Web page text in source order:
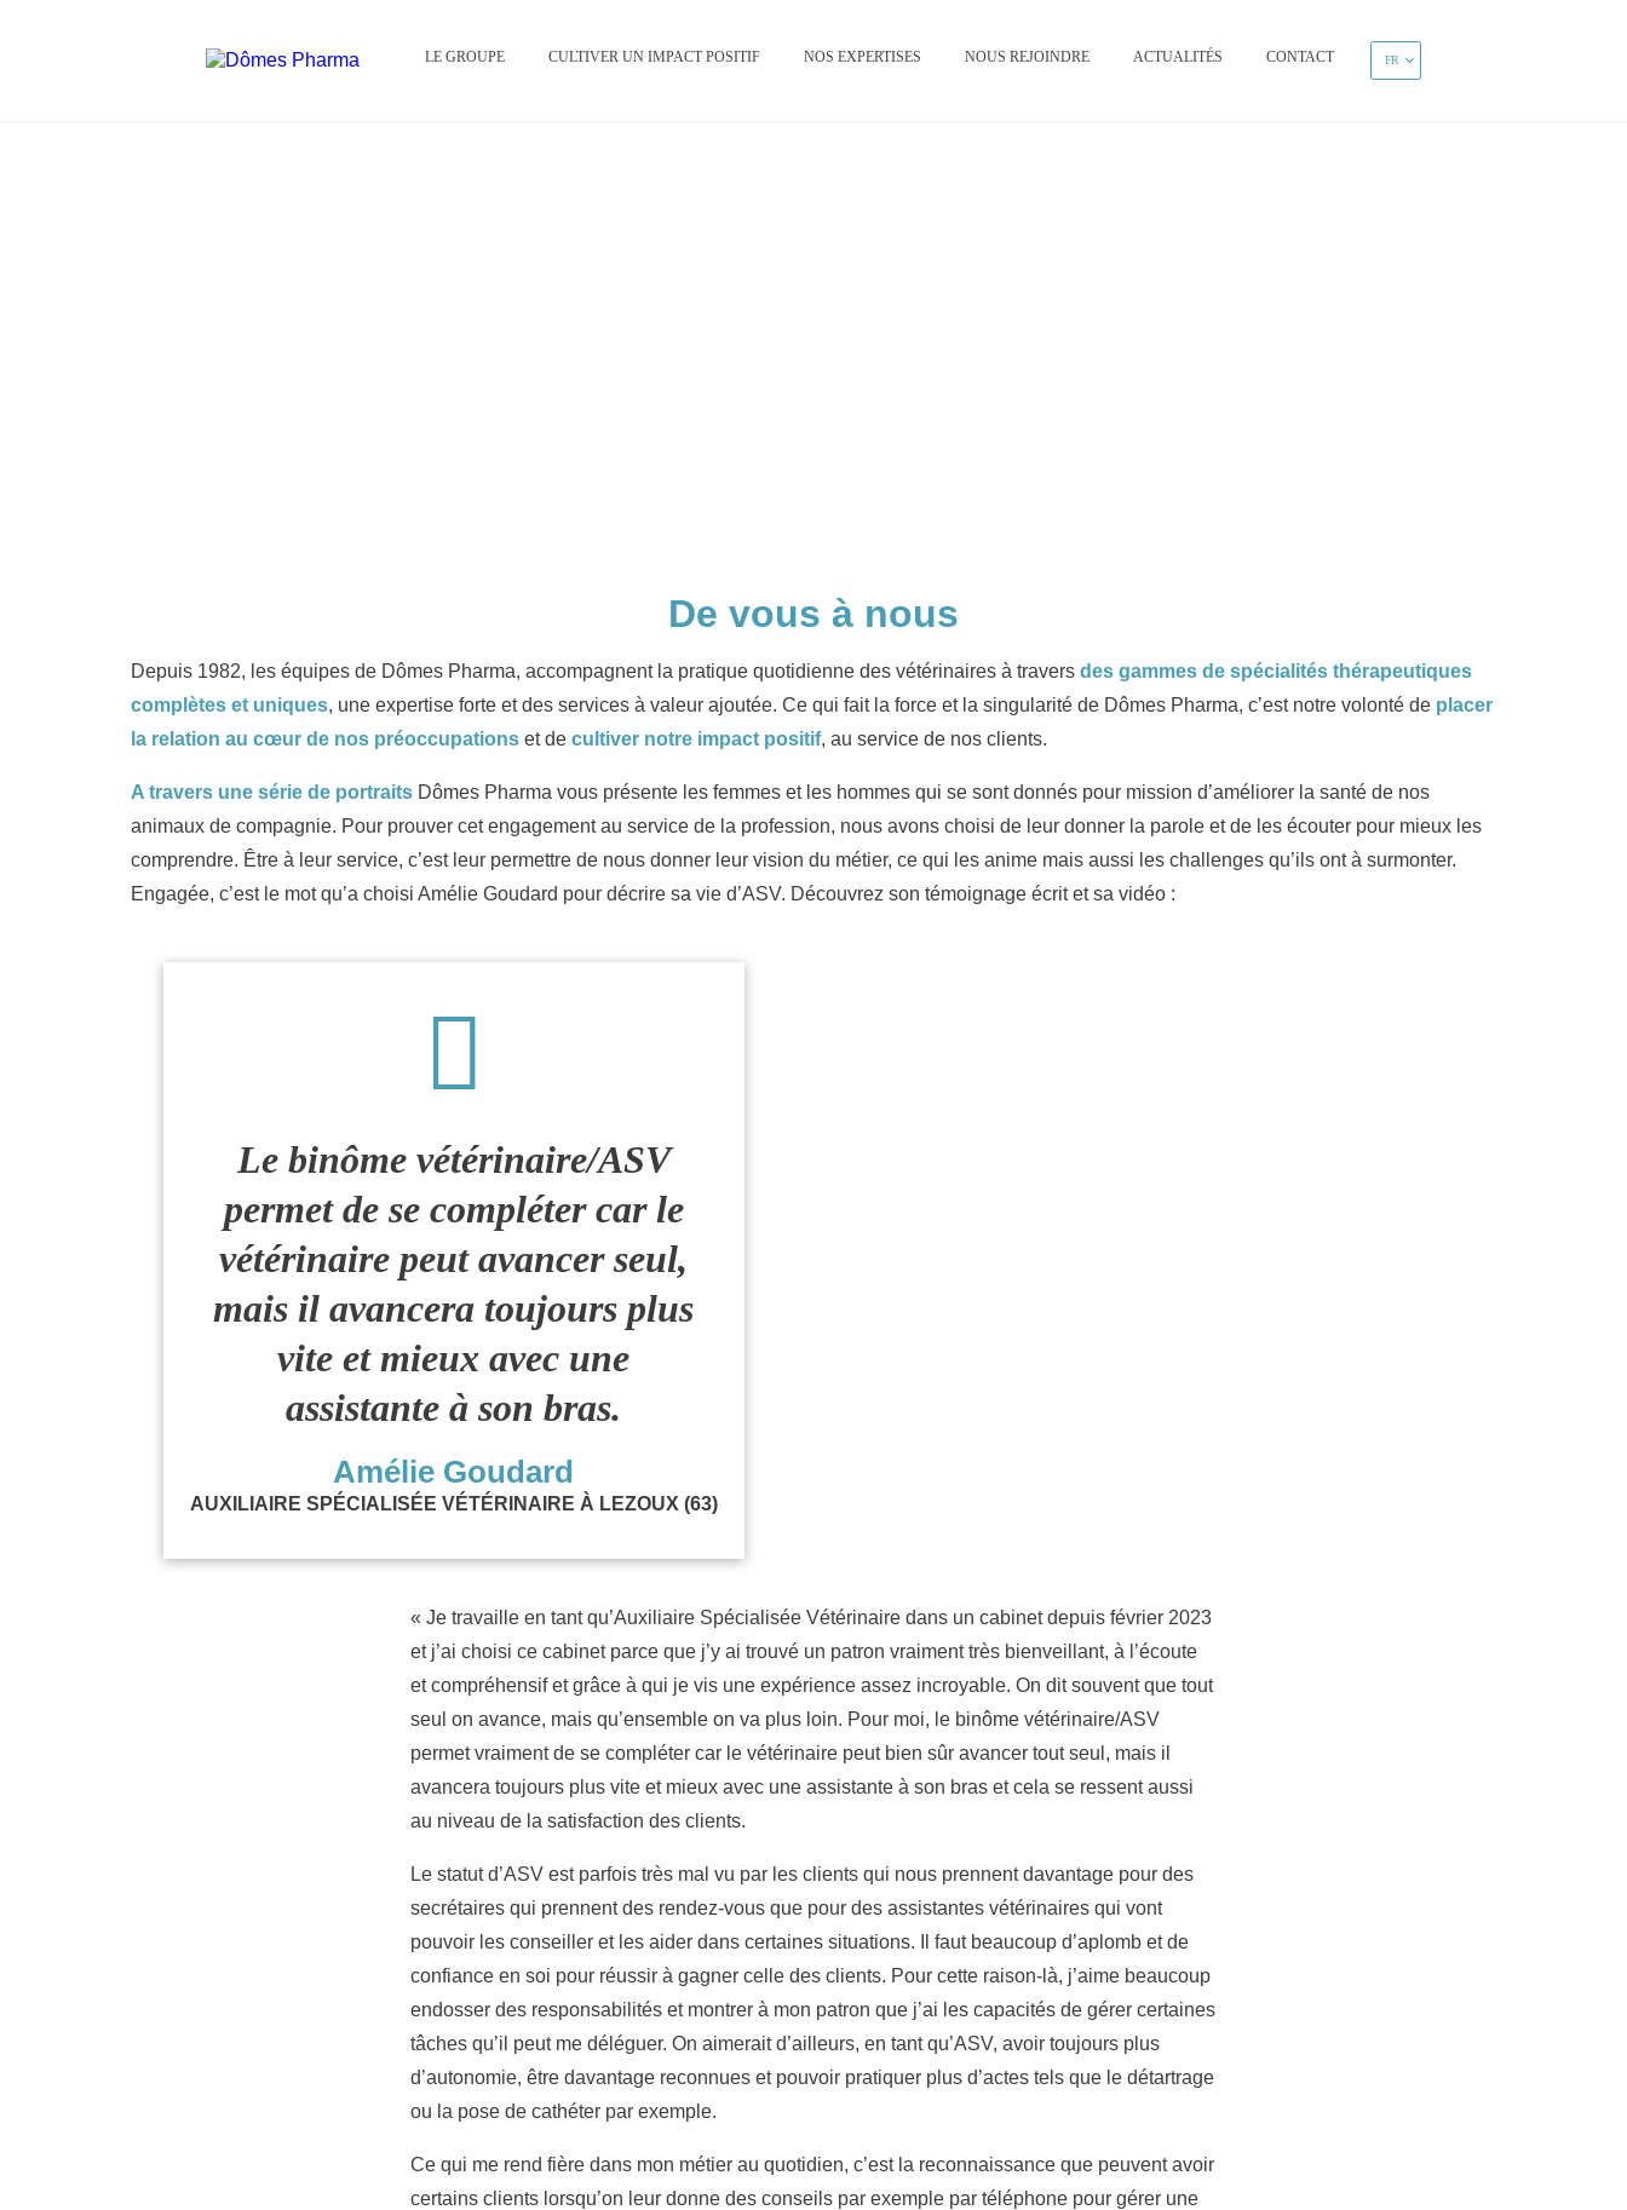
LE GROUPE CULTIVER UN IMPACT POSITIF NOS EXPERTISES NOUS REJOINDRE ACTUALITÉS CONTACT FR
De vous à nous
Depuis 1982, les équipes de Dômes Pharma, accompagnent la pratique quotidienne des vétérinaires à travers des gammes de spécialités thérapeutiques
complètes et uniques, une expertise forte et des services à valeur ajoutée. Ce qui fait la force et la singularité de Dômes Pharma, c’est notre volonté de placer
la relation au cœur de nos préoccupationset de cultiver notre impact positif, au service de nos clients.
A travers une série de portraitsDômes Pharma vous présente les femmes et les hommes qui se sont donnés pour mission d’améliorer la santé de nos
animaux de compagnie. Pour prouver cet engagement au service de la profession, nous avons choisi de leur donner la parole et de les écouter pour mieux les
comprendre. Être à leur service, c’est leur permettre de nous donner leur vision du métier, ce qui les anime mais aussi les challenges qu’ils ont à surmonter.
Engagée, c’est le mot qu’a choisi Amélie Goudard pour décrire sa vie d’ASV. Découvrez son témoignage écrit et sa vidéo :
Le binôme vétérinaire/ASV
permet de se compléter car le
vétérinaire peut avancer seul,
mais il avancera toujours plus
vite et mieux avec une
assistante à son bras.
Amélie Goudard
AUXILIAIRE SPÉCIALISÉE VÉTÉRINAIRE À LEZOUX (63)
« Je travaille en tant qu’Auxiliaire Spécialisée Vétérinaire dans un cabinet depuis février 2023
et j’ai choisi ce cabinet parce que j’y ai trouvé un patron vraiment très bienveillant, à l’écoute
et compréhensif et grâce à qui je vis une expérience assez incroyable. On dit souvent que tout
seul on avance, mais qu’ensemble on va plus loin. Pour moi, le binôme vétérinaire/ASV
permet vraiment de se compléter car le vétérinaire peut bien sûr avancer tout seul, mais il
avancera toujours plus vite et mieux avec une assistante à son bras et cela se ressent aussi
au niveau de la satisfaction des clients.
Le statut d’ASV est parfois très mal vu par les clients qui nous prennent davantage pour des
secrétaires qui prennent des rendez-vous que pour des assistantes vétérinaires qui vont
pouvoir les conseiller et les aider dans certaines situations. Il faut beaucoup d’aplomb et de
confiance en soi pour réussir à gagner celle des clients. Pour cette raison-là, j’aime beaucoup
endosser des responsabilités et montrer à mon patron que j’ai les capacités de gérer certaines
tâches qu’il peut me déléguer. On aimerait d’ailleurs, en tant qu’ASV, avoir toujours plus
d’autonomie, être davantage reconnues et pouvoir pratiquer plus d’actes tels que le détartrage
ou la pose de cathéter par exemple.
Ce qui me rend fière dans mon métier au quotidien, c’est la reconnaissance que peuvent avoir
certains clients lorsqu’on leur donne des conseils par exemple par téléphone pour gérer une